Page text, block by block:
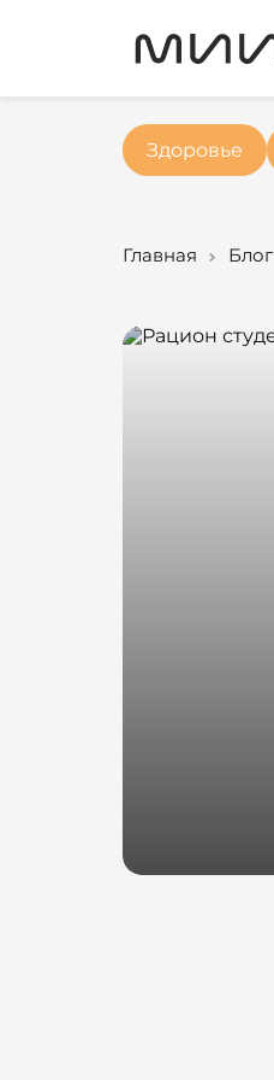
Здоровье
Главная Блог